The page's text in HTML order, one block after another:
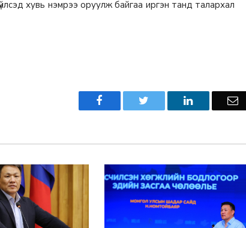
хувь нэмрээ оруулж байгаа иргэн танд талархал